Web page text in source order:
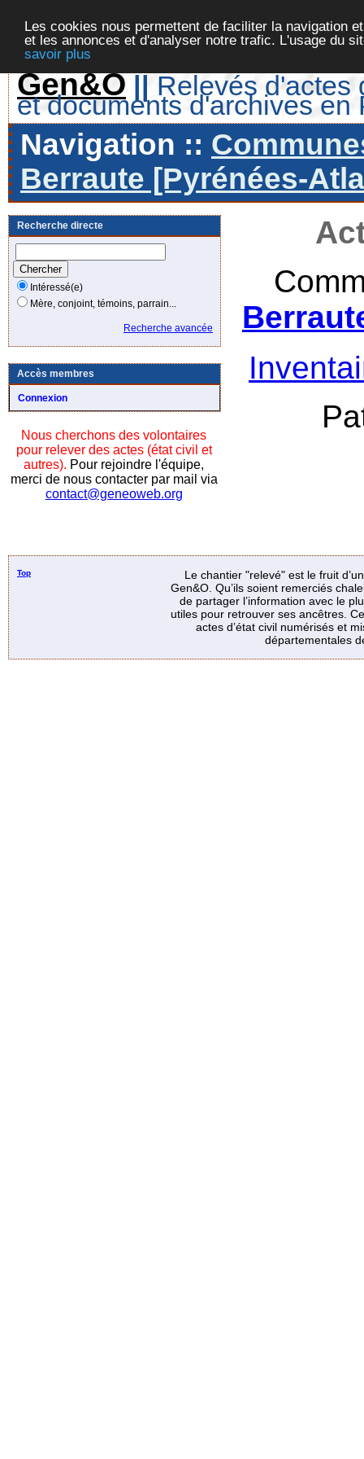
Les cookies nous permettent de faciliter la navigation
et les annonces et d'analyser notre trafic. L'usage du
savoir plus
Gen&O || Relevés d'actes
et documents d'archives en
Navigation ::
Berraute [Pyrénées-
Recherche directe
Intéressé(e)
Mère, conjoint, témoins, parrain...
Recherche avancée
Accès membres
Connexion
Nous cherchons des volontaires
pour relever des actes (état civil et
autres). Pour rejoindre l'équipe,
merci de nous contacter par mail via
contact@geneoweb.org
Top
Le chantier "relevé" est le fruit
Gen&O. Qu’ils soient remerciés
de partager l’information avec le
utiles pour retrouver ses ancêtres.
actes d’état civil numérisés et
départementales